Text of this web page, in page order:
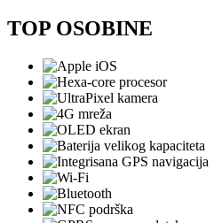
TOP OSOBINE